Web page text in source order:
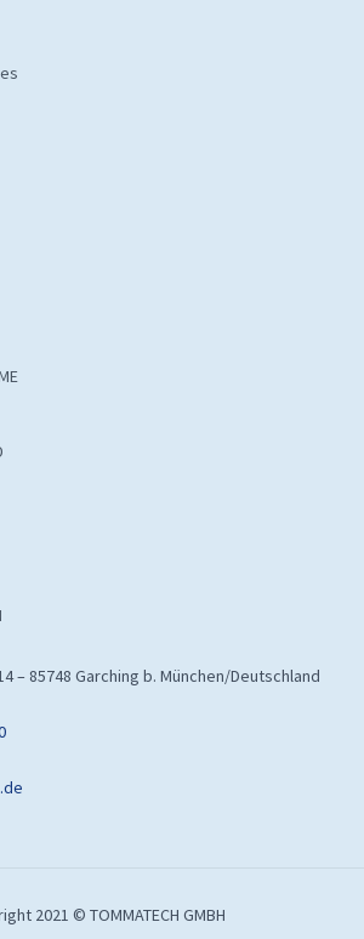
– 85748 Garching b. München/Deutschland
2021 © TOMMATECH GMBH